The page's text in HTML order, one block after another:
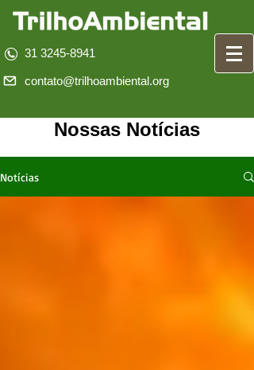
31 3245-8941
contato@trilhoambiental.org
Nossas Notícias
Notícias